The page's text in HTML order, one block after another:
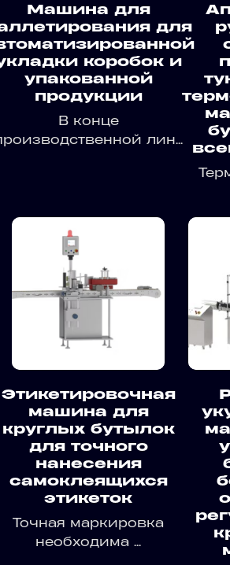
Машина для
для
коробок и
упакованной
продукции
В конце
лин...
Этикетировочная
машина для
круглых бутылок
для точного
нанесения
самоклеящихся
этикеток
Точная маркировка
необходима ...